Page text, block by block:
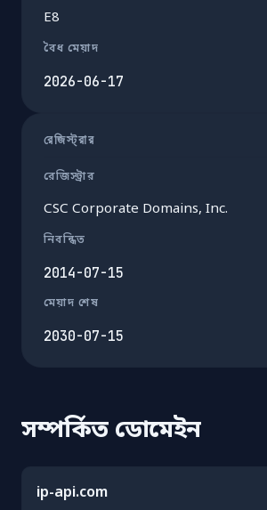
E8
বৈধ মেয়াদ
2026-06-17
রেজিস্ট্রার
রেজিস্ট্রার
CSC Corporate Domains, Inc.
নিবন্ধিত
2014-07-15
মেয়াদ শেষ
2030-07-15
সম্পর্কিত ডোমেইন
ip-api.com